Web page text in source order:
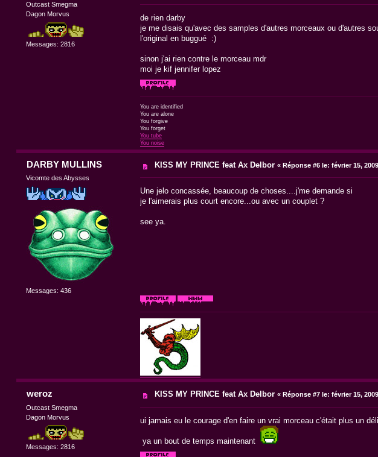
Outcast Smegma
Dagon Morvus
Messages: 2816
de rien darby
je me disais qu'avec des samples d'autres morceaux ou d'autres
l'original en buggué :)
sinon j'ai rien contre le morceau mdr
moi je kif jennifer lopez
You are identified
You are alone
You forgive
You forget
You tube
You noise
DARBY MULLINS
Vicomte des Abysses
Messages: 436
KISS MY PRINCE feat Ax Delbor « Réponse #6 le: février 15,
Une jelo concassée, beaucoup de choses....j'me demande si
je l'aimerais plus court encore...ou avec un couplet ?
see ya.
weroz
Outcast Smegma
Dagon Morvus
Messages: 2816
KISS MY PRINCE feat Ax Delbor « Réponse #7 le: février 15,
ui jamais eu le courage d'en faire un vrai morceau c'était plus un
ya un bout de temps maintenant